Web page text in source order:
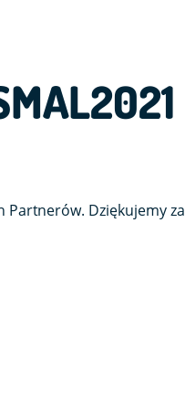
Partnerów. Dziękujemy za